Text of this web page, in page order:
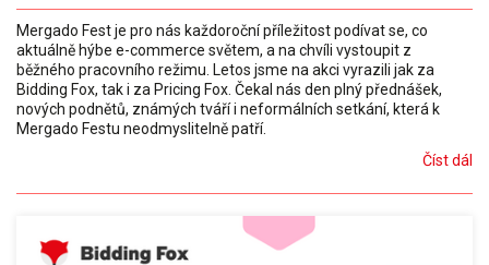
Mergado Fest je pro nás každoroční příležitost podívat se, co
aktuálně hýbe e-commerce světem, a na chvíli vystoupit z
běžného pracovního režimu. Letos jsme na akci vyrazili jak za
Bidding Fox, tak i za Pricing Fox. Čekal nás den plný přednášek,
nových podnětů, známých tváří i neformálních setkání, která k
Mergado Festu neodmyslitelně patří.
Číst dál